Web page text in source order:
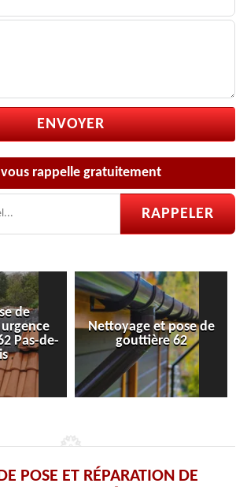
rappelle gratuitement
de
Pas-de-
Nettoyage et pose de
gouttière 62
POSE ET RÉPARATION DE